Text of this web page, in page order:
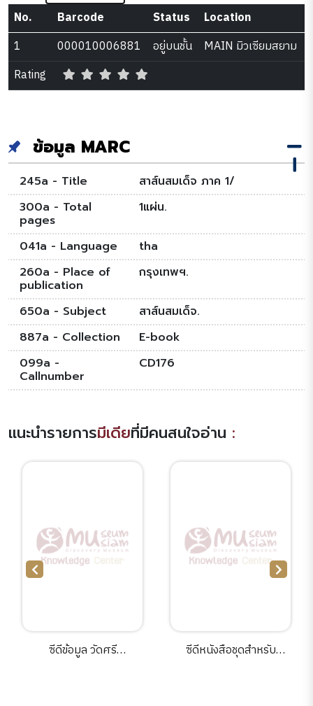
No. Barcode Status
Location
1
000010006881 อยู่บนชั้น
MAIN มิวเซียมสยาม
Rating
ข้อมูล MARC
245a - Title
สาส์นสมเด็จ ภาค 1/
300a - Total
pages
1แผ่น.
041a - Language
tha
260a - Place of
publication
กรุงเทพฯ.
650a - Subject
สาส์นสมเด็จ.
887a - Collection
E-book
099a -
Callnumber
CD176
แนะนำรายการมีเดียที่มีคนสนใจอ่าน :
ซีดีข้อมูล วัดศรี
ซีดีหนังสือชุดสำหรับ